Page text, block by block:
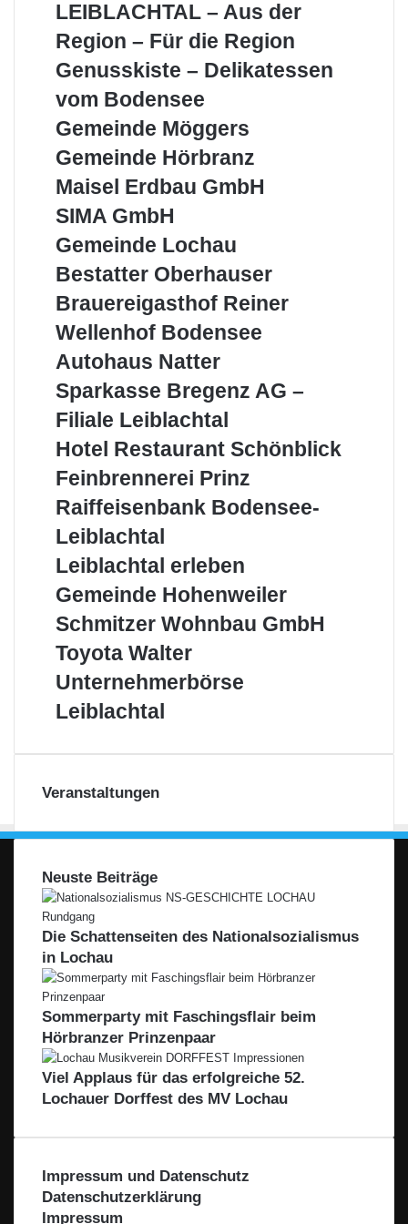
–
Aus
Region
–
Für
die
Region
LEIBLACHTAL – Aus der
Region – Für die Region
Genusskiste
Delikatessen
vom
Genusskiste – Delikatessen
vom Bodensee
Gemeinde
Gemeinde Möggers
Gemeinde
Gemeinde Hörbranz
Maisel
GmbH
Maisel Erdbau GmbH
SIMA
SIMA GmbH
Gemeinde
Gemeinde Lochau
Bestatter
Bestatter Oberhauser
Brauereigasthof
Brauereigasthof Reiner
Wellenhof
Wellenhof Bodensee
Autohaus
Autohaus Natter
Sparkasse
Bregenz
AG
–
Leiblachtal
Sparkasse Bregenz AG –
Filiale Leiblachtal
Hotel
Schönblick
Hotel Restaurant Schönblick
Feinbrennerei
Feinbrennerei Prinz
Raiffeisenbank
Leiblachtal
Raiffeisenbank Bodensee-
Leiblachtal
Leiblachtal
Leiblachtal erleben
Gemeinde
Gemeinde Hohenweiler
Schmitzer
GmbH
Schmitzer Wohnbau GmbH
Toyota
Walter
Toyota Walter
Unternehmerbörse
Unternehmerbörse
Leiblachtal
Veranstaltungen
Neuste Beiträge
Die Schattenseiten des Nationalsozialismus
in Lochau
Sommerparty mit Faschingsflair beim
Hörbranzer Prinzenpaar
Viel Applaus für das erfolgreiche 52.
Lochauer Dorffest des MV Lochau
Impressum und Datenschutz
Datenschutzerklärung
Impressum